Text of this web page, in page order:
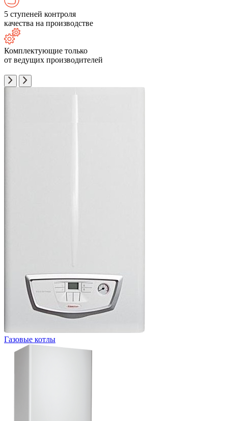
5 ступеней контроля
качества на производстве
Комплектующие только
от ведущих производителей
Газовые котлы